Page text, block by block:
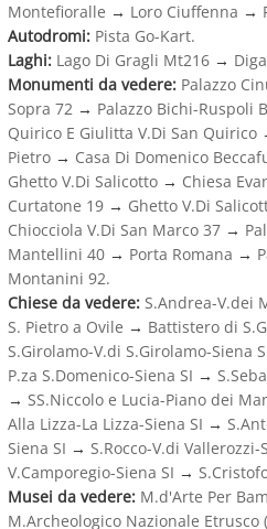
Montefioralle → Loro Ciuffenna →
Autodromi: Pista Go-Kart.
Laghi: Lago Di Gragli Mt216 →
Monumenti da vedere: Palazzo
Sopra 72 → Palazzo Bichi-Ruspoli
Quirico E Giulitta V.Di San Quirico
Pietro → Casa Di Domenico
Ghetto V.Di Salicotto → Chiesa
Curtatone 19 → Ghetto V.Di
Chiocciola V.Di San Marco 37 →
Mantellini 40 → Porta Romana →
Montanini 92.
Chiese da vedere: S.Andrea-V.dei
S. Pietro a Ovile → Battistero di
S.Girolamo-V.di S.Girolamo-Siena
P.za S.Domenico-Siena SI →
→ SS.Niccolo e Lucia-Piano dei
Alla Lizza-La Lizza-Siena SI →
Siena SI → S.Rocco-V.di Vallerozzi-
V.Camporegio-Siena SI →
Musei da vedere: M.d'Arte Per
M.Archeologico Nazionale Etrusco